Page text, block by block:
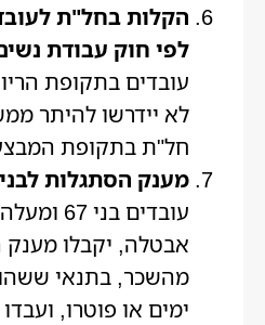
הקלות בחל"ת
לפי חוק עבודת
עובדים בתקופת
לא יידרשו להיתר
חל"ת בתקופת
מענק הסתגלות לבני 67 ומעלה
עובדים
ימים או פוטרו,